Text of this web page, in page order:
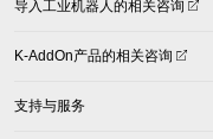
导入工业机器人的相关咨询
(opens
a
tab)
K-AddOn产品的相关咨询
(opens
a
支持与服务